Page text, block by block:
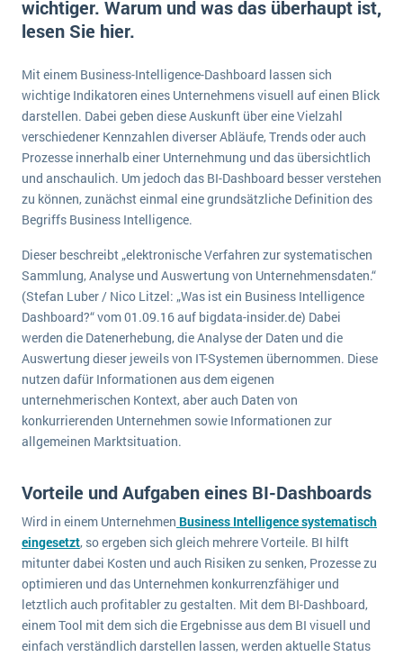
Suche
Auswahl
Einführung
Schulung
Auswertung
Service und Wartung
E-commerce
Einzelhandel
Finanzen
Grosshandel
Handel
Handwerk
Health Care
IKT
Landwirtschaft
Maschinenbau
Medien
NGO
Lebensmittelindustrie
Logistik
Produktion
Services
Textil und Mode
Vermietung
Versorgung
Die 4 Komponenten eines CRM-Systems
5 Funktionen einer ERP-Software für Konzerne
Was ist Data Mining? - Ein Leitfaden für Unternehmen
Mehr über ERP-Software
ERP Wissenszentrum
Ein WMS implementieren: Das sind die 6
wichtigsten Punkte, die es zu beachten gilt
ERP-Software für Abfallentsorger
Digitale Arbeitsaufträge in Ihrem ERP- oder FSM-System: clever und effizient
MEHR ÜBER ERP-SOFTWARE
ERP News
Offene Stellen bei ERP-Lieferanten
DSGVO/GDPR
Impressum
Kontakt
wichtiger. Warum und was das überhaupt ist,
lesen Sie hier.
Mit einem Business-Intelligence-Dashboard lassen sich
wichtige Indikatoren eines Unternehmens visuell auf einen Blick
darstellen. Dabei geben diese Auskunft über eine Vielzahl
verschiedener Kennzahlen diverser Abläufe, Trends oder auch
Prozesse innerhalb einer Unternehmung und das übersichtlich
und anschaulich. Um jedoch das BI-Dashboard besser verstehen
zu können, zunächst einmal eine grundsätzliche Definition des
Begriffs Business Intelligence.
Dieser beschreibt „elektronische Verfahren zur systematischen
Sammlung, Analyse und Auswertung von Unternehmensdaten.“
(Stefan Luber / Nico Litzel: „Was ist ein Business Intelligence
Dashboard?“ vom 01.09.16 auf bigdata-insider.de) Dabei
werden die Datenerhebung, die Analyse der Daten und die
Auswertung dieser jeweils von IT-Systemen übernommen. Diese
nutzen dafür Informationen aus dem eigenen
unternehmerischen Kontext, aber auch Daten von
konkurrierenden Unternehmen sowie Informationen zur
allgemeinen Marktsituation.
Vorteile und Aufgaben eines BI-Dashboards
Wird in einem Unternehmen Business Intelligence systematisch
eingesetzt, so ergeben sich gleich mehrere Vorteile. BI hilft
mitunter dabei Kosten und auch Risiken zu senken, Prozesse zu
optimieren und das Unternehmen konkurrenzfähiger und
letztlich auch profitabler zu gestalten. Mit dem BI-Dashboard,
einem Tool mit dem sich die Ergebnisse aus dem BI visuell und
einfach verständlich darstellen lassen, werden aktuelle Status